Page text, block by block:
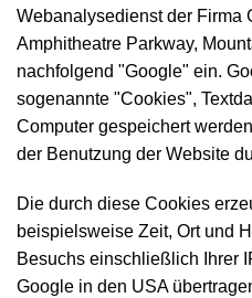
Webanalysedienst der Firma
Amphitheatre Parkway,
nachfolgend "Google" ein.
sogenannte "Cookies",
Computer gespeichert
der Benutzung der Website
Die durch diese Cookies
beispielsweise Zeit, Ort und
Besuchs einschließlich Ihrer
Google in den USA